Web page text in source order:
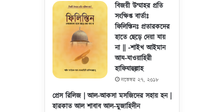
বিজয়ী উম্মাহর প্রতি
সংক্ষিপ্ত বার্তাঃ
ফিলিস্তিনঃ প্রতারকদের
হাতে ছেড়ে দেয়া যায়
না || -শাইখ আইমান
আয-যাওয়াহিরী
হাফিযাহুল্লাহ
নভেম্বর ২৭, ২০১৮
প্রেস রিলিজ | আল-আকসা মসজিদের সহায় হন |
হারকাত আল শাবাব আল-মুজাহিদীন